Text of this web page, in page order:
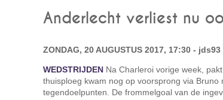
Anderlecht verliest nu
ZONDAG, 20 AUGUSTUS 2017, 17:30 - jds93
WEDSTRIJDEN Na Charleroi vorige week,
thuisploeg kwam nog op voorsprong via Bruno
tegendoelpunten. De frommelgoal van de